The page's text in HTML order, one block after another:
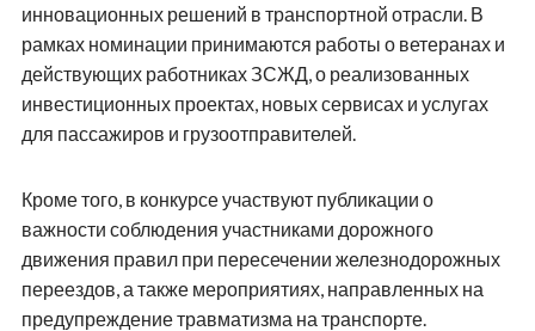
инновационных решений в транспортной отрасли. В
рамках номинации принимаются работы о ветеранах и
действующих работниках ЗСЖД, о реализованных
инвестиционных проектах, новых сервисах и услугах
для пассажиров и грузоотправителей.
Кроме того, в конкурсе участвуют публикации о
важности соблюдения участниками дорожного
движения правил при пересечении железнодорожных
переездов, а также мероприятиях, направленных на
предупреждение травматизма на транспорте.